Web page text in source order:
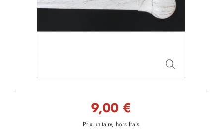
9,00 €
Prix unitaire, hors frais